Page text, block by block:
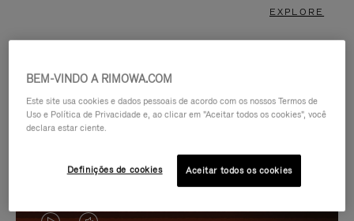
EXPLORE
BEM-VINDO A RIMOWA.COM
Este site usa cookies e dados pessoais de acordo com os nossos Termos de
Uso e Política de Privacidade e, ao clicar em "Aceitar todos os cookies", você
declara estar ciente.
Definições de cookies Aceitar todos os cookies